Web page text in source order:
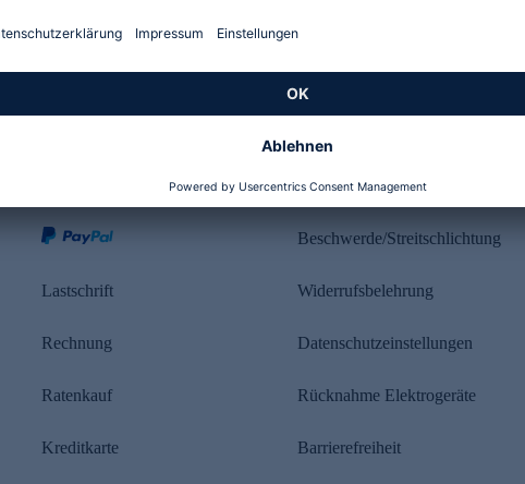
Lastschrift
Rechnung
Ratenkauf
Kreditkarte
Rechtliches
Beschwerde/Streitschlichtung
Widerrufsbelehrung
Datenschutzeinstellungen
Rücknahme Elektrogeräte
Barrierefreiheit